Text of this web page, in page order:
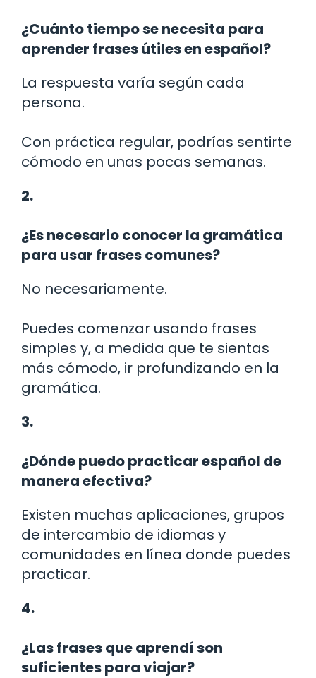
¿Cuánto tiempo se necesita para
aprender frases útiles en español?
La respuesta varía según cada
persona.
Con práctica regular, podrías sentirte
cómodo en unas pocas semanas.
2.
¿Es necesario conocer la gramática
para usar frases comunes?
No necesariamente.
Puedes comenzar usando frases
simples y, a medida que te sientas
más cómodo, ir profundizando en la
gramática.
3.
¿Dónde puedo practicar español de
manera efectiva?
Existen muchas aplicaciones, grupos
de intercambio de idiomas y
comunidades en línea donde puedes
practicar.
4.
¿Las frases que aprendí son
suficientes para viajar?